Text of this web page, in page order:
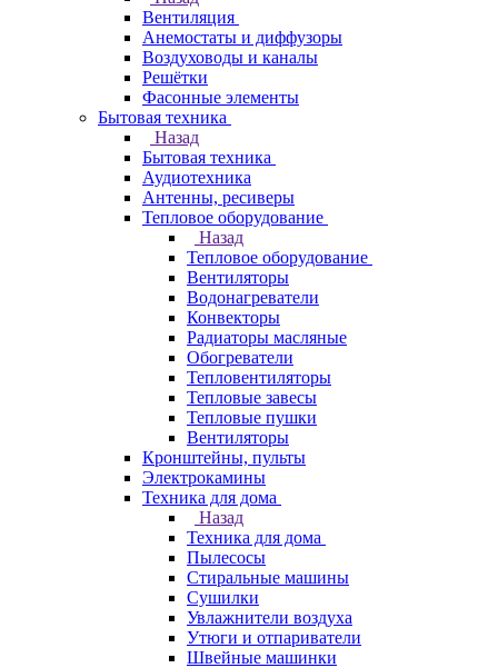
Вентиляция
Анемостаты и диффузоры
Воздуховоды и каналы
Решётки
Фасонные элементы
Бытовая техника
Назад
Бытовая техника
Аудиотехника
Антенны, ресиверы
Тепловое оборудование
Назад
Тепловое оборудование
Вентиляторы
Водонагреватели
Конвекторы
Радиаторы масляные
Обогреватели
Тепловентиляторы
Тепловые завесы
Тепловые пушки
Вентиляторы
Кронштейны, пульты
Электрокамины
Техника для дома
Назад
Техника для дома
Пылесосы
Стиральные машины
Сушилки
Увлажнители воздуха
Утюги и отпариватели
Швейные машинки